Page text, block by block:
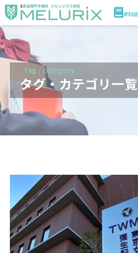
資料
説明会/講座
校舎情報
入学案内
合格実績・合格体験記
医学部解答速報2026
tag / category
タグ・カテゴリ一覧